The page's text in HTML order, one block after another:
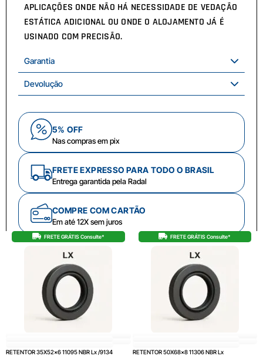
APLICAÇÕES ONDE NÃO HÁ NECESSIDADE DE VEDAÇÃO
ESTÁTICA ADICIONAL OU ONDE O ALOJAMENTO JÁ É
USINADO COM PRECISÃO.
Garantia
Devolução
5% OFF
Nas compras em pix
FRETE EXPRESSO PARA TODO O BRASIL
Entrega garantida pela Radal
COMPRE COM CARTÃO
Em até 12X sem juros
FRETE GRÁTIS Consulte*
RETENTOR 35X52x6 11095 NBR Lx /9134
FRETE GRÁTIS Consulte*
RETENTOR 50X68x8 11306 NBR Lx